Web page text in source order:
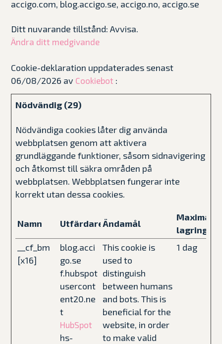
accigo.com, blog.accigo.se, accigo.no, accigo.se
Ditt nuvarande tillstånd: Avvisa.
Ändra ditt medgivande
Cookie-deklaration uppdaterades senast
06/08/2026 av Cookiebot :
Nödvändig (29)
Nödvändiga cookies låter dig använda
webbplatsen genom att aktivera
grundläggande funktioner, såsom sidnavigering
och åtkomst till säkra områden på
webbplatsen. Webbplatsen fungerar inte
korrekt utan dessa cookies.
Namn UtfärdareÄndamål
Maximal
__cf_bm
[x16]
blog.acci
go.se
f.hubspot
usercont
ent20.ne
t
HubSpot
hs-
This cookie is
used to
distinguish
between humans
and bots. This is
beneficial for the
website, in order
to make valid
1 dag